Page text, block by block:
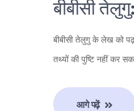
बीबीसी
बीबीसी तेलुगु के लेख को
तथ्यों की पुष्टि नहीं कर
आगे पढ़ें